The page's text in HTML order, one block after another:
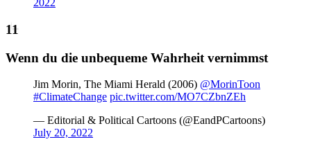
2022
Wenn du die unbequeme Wahrheit vernimmst
Jim Morin, The Miami Herald (2006) @MorinToon
#ClimateChange pic.twitter.com/MO7CZbnZEh
— Editorial & Political Cartoons (@EandPCartoons)
July 20, 2022